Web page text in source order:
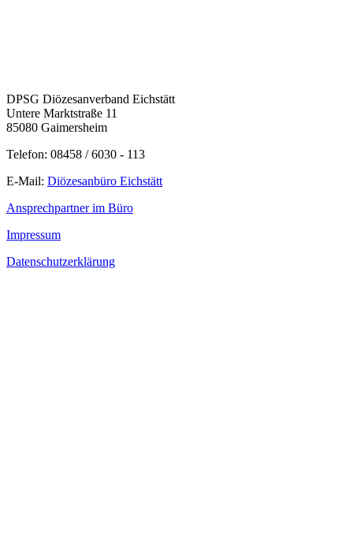
DPSG Diözesanverband Eichstätt
Untere Marktstraße 11
85080 Gaimersheim
Telefon: 08458 / 6030 - 113
E-Mail: Diözesanbüro Eichstätt
Ansprechpartner im Büro
Impressum
Datenschutzerklärung